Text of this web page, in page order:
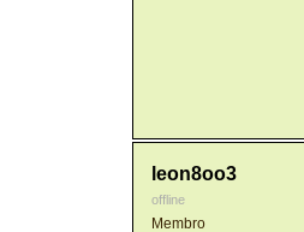
leon8oo3
offline
Membro